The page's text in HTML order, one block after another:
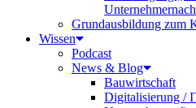
Grundausbildung zum
Wissen
Podcast
News & Blog
Bauwirtschaft
Digitalisierung /